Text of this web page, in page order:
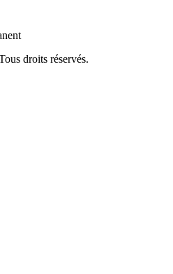
droits réservés.